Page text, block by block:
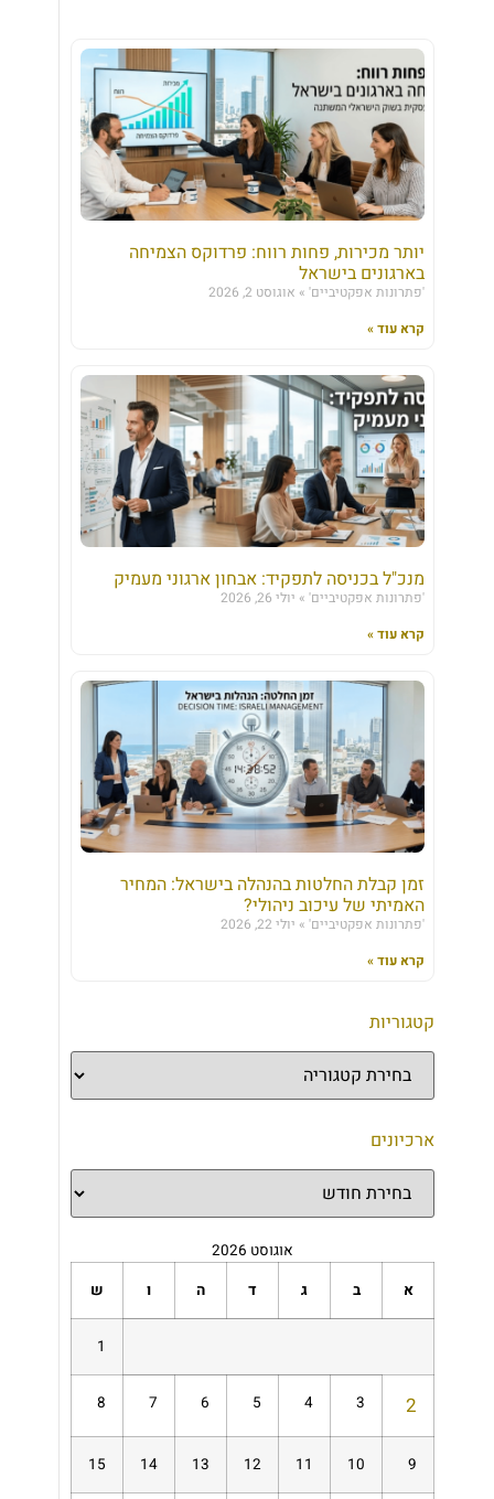
יותר מכירות, פחות רווח: פרדוקס הצמיחה
בארגונים בישראל
'פתרונות אפקטיביים'
אוגוסט 2, 2026
קרא עוד »
מנכ"ל בכניסה לתפקיד: אבחון ארגוני מעמיק
'פתרונות אפקטיביים'
יולי 26, 2026
קרא עוד »
זמן קבלת החלטות בהנהלה בישראל: המחיר
האמיתי של עיכוב ניהולי?
'פתרונות אפקטיביים'
יולי 22, 2026
קרא עוד »
קטגוריות
ארכיונים
אוגוסט 2026
א
ב ג ד ה ו ש
1
2
3
4
5
6
7
8
9
10
11
12
13
14
15